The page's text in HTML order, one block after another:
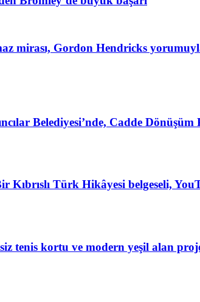
mirası, Gordon Hendricks
Belediyesi’nde, Cadde Dönüşüm
Kıbrıslı Türk Hikâyesi belgeseli,
tenis kortu ve modern yeşil alan